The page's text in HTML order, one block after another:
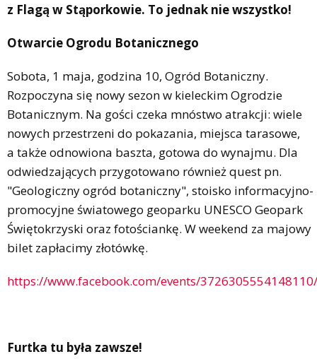
z Flagą w Stąporkowie. To jednak nie wszystko!
Otwarcie Ogrodu Botanicznego
Sobota, 1 maja, godzina 10, Ogród Botaniczny.
Rozpoczyna się nowy sezon w kieleckim Ogrodzie
Botanicznym. Na gości czeka mnóstwo atrakcji: wiele
nowych przestrzeni do pokazania, miejsca tarasowe,
a także odnowiona baszta, gotowa do wynajmu. Dla
odwiedzających przygotowano również quest pn.
"Geologiczny ogród botaniczny", stoisko informacyjno-
promocyjne światowego geoparku UNESCO Geopark
Świętokrzyski oraz fotościankę. W weekend za majowy
bilet zapłacimy złotówkę.
https://www.facebook.com/events/3726305554148110/
Furtka tu była zawsze!